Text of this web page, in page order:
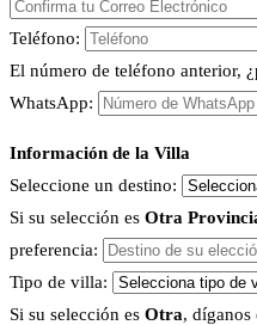
Teléfono:
El número de teléfono anterior,
WhatsApp:
Información de la Villa
Seleccione un destino:
Si su selección es Otra
preferencia:
Tipo de villa:
Si su selección es Otra, díganos